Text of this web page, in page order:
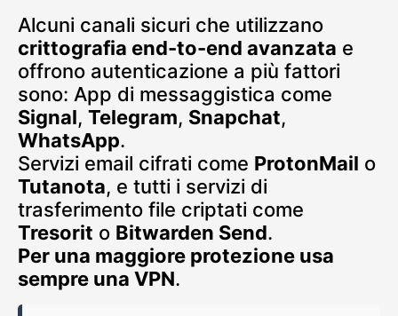
Alcuni canali sicuri che utilizzano
crittografia end-to-end avanzata e
offrono autenticazione a più fattori
sono: App di messaggistica come
Signal, Telegram, Snapchat,
WhatsApp.
Servizi email cifrati come ProtonMail o
Tutanota, e tutti i servizi di
trasferimento file criptati come
Tresorit o Bitwarden Send.
Per una maggiore protezione usa
sempre una VPN.